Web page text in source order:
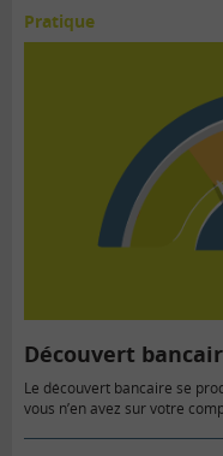
Pratique
Découvert
Le découvert bancaire se
vous n’en avez sur votre